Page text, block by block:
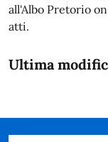
all'Albo Pretorio
atti.
Ultima